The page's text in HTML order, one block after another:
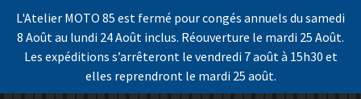
L'Atelier MOTO 85 est fermé pour congés annuels du samedi
8 Août au lundi 24 Août inclus. Réouverture le mardi 25 Août.
Les expéditions s’arrêteront le vendredi 7 août à 15h30 et
elles reprendront le mardi 25 août.